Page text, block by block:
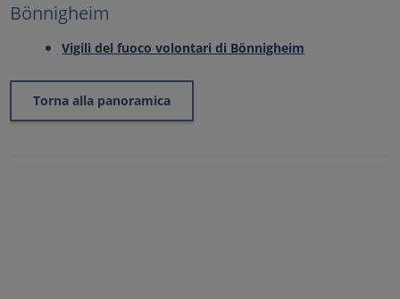
Bönnigheim
Vigili del fuoco volontari di Bönnigheim
Torna alla panoramica